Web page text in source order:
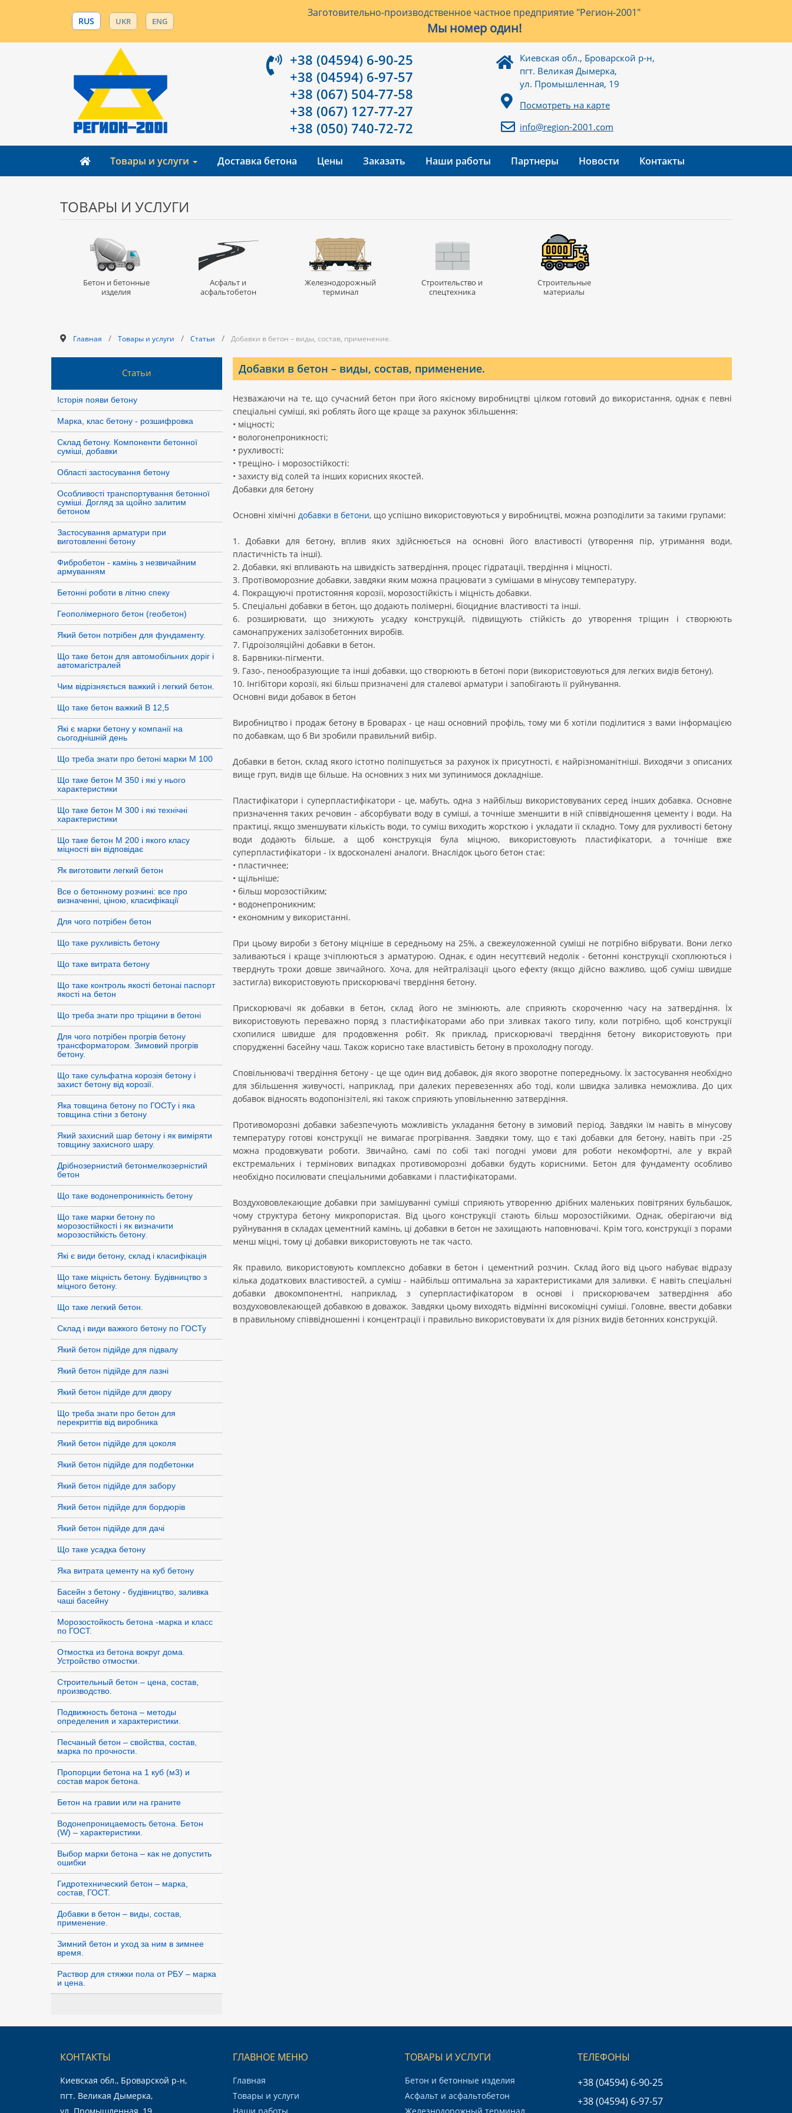
RUS UKR ENG
Заготовительно-производственное частное предприятие "Регион-2001"
Мы номер один!
+38 (04594) 6-90-25
+38 (04594) 6-97-57
+38 (067) 504-77-58
+38 (067) 127-77-27
+38 (050) 740-72-72
Киевская обл., Броварской р-н,
пгт. Великая Дымерка,
ул. Промышленная, 19
Посмотреть на карте
info@region-2001.com
Товары и услуги Доставка бетона Цены Заказать Наши работы Партнеры Новости Контакты
ТОВАРЫ И УСЛУГИ
Бетон и бетонные
изделия
Асфальт и
асфальтобетон
Железнодорожный
терминал
Строительство и
спецтехника
Строительные
материалы
Главная / Товары и услуги / Статьи / Добавки в бетон – виды, состав, применение.
Статьи
Історія появи бетону
Марка, клас бетону - розшифровка
Склад бетону. Компоненти бетонної
суміші, добавки
Області застосування бетону
Особливості транспортування бетонної
суміші. Догляд за щойно залитим
бетоном
Застосування арматури при
виготовленні бетону
Фибробетон - камінь з незвичайним
армуванням
Бетонні роботи в літню спеку
Геополімерного бетон (геобетон)
Який бетон потрібен для фундаменту.
Що таке бетон для автомобільних доріг і
автомагістралей
Чим відрізняється важкий і легкий бетон.
Що таке бетон важкий В 12,5
Які є марки бетону у компанії на
сьогоднішній день
Що треба знати про бетоні марки М 100
Що таке бетон М 350 і які у нього
характеристики
Що таке бетон М 300 і які технічні
характеристики
Що таке бетон М 200 і якого класу
міцності він відповідає
Як виготовити легкий бетон
Все о бетонному розчині: все про
визначенні, ціною, класифікації
Для чого потрібен бетон
Що таке рухливість бетону
Що таке витрата бетону
Що таке контроль якості бетонаі паспорт
якості на бетон
Що треба знати про тріщини в бетоні
Для чого потрібен прогрів бетону
трансформатором. Зимовий прогрів
бетону.
Що таке сульфатна корозія бетону і
захист бетону від корозії.
Яка товщина бетону по ГОСТу і яка
товщина стіни з бетону
Який захисний шар бетону і як виміряти
товщину захисного шару.
Дрібнозернистий бетонмелкозерністий
бетон
Що таке водонепроникність бетону
Що таке марки бетону по
морозостійкості і як визначити
морозостійкість бетону.
Які є види бетону, склад і класифікація
Що таке міцність бетону. Будівництво з
міцного бетону.
Що таке легкий бетон.
Склад і види важкого бетону по ГОСТу
Який бетон підійде для підвалу
Який бетон підійде для лазні
Який бетон підійде для двору
Що треба знати про бетон для
перекриттів від виробника
Який бетон підійде для цоколя
Який бетон підійде для подбетонки
Який бетон підійде для забору
Який бетон підійде для бордюрів
Який бетон підійде для дачі
Що таке усадка бетону
Яка витрата цементу на куб бетону
Басейн з бетону - будівництво, заливка
чаші басейну
Морозостойкость бетона -марка и класс
по ГОСТ.
Отмостка из бетона вокруг дома.
Устройство отмостки.
Строительный бетон – цена, состав,
производство.
Подвижность бетона – методы
определения и характеристики.
Песчаный бетон – свойства, состав,
марка по прочности.
Пропорции бетона на 1 куб (м3) и
состав марок бетона.
Бетон на гравии или на граните
Водонепроницаемость бетона. Бетон
(W) – характеристики.
Выбор марки бетона – как не допустить
ошибки
Гидротехнический бетон – марка,
состав, ГОСТ.
Добавки в бетон – виды, состав,
применение.
Зимний бетон и уход за ним в зимнее
время.
Раствор для стяжки пола от РБУ – марка
и цена.
Добавки в бетон – виды, состав, применение.
Незважаючи на те, що сучасний бетон при його якісному виробництві цілком готовий до використання, однак є певні
спеціальні суміші, які роблять його ще краще за рахунок збільшення:
• міцності;
• вологонепроникності;
• рухливості;
• трещіно- і морозостійкості:
• захисту від солей та інших корисних якостей.
Добавки для бетону
Основні хімічні добавки в бетони, що успішно використовуються у виробництві, можна розподілити за такими групами:
1. Добавки для бетону, вплив яких здійснюється на основні його властивості (утворення пір, утримання води,
пластичність та інші).
2. Добавки, які впливають на швидкість затвердіння, процес гідратації, твердіння і міцності.
3. Протівоморозние добавки, завдяки яким можна працювати з сумішами в мінусову температуру.
4. Покращуючі протистояння корозії, морозостійкість і міцність добавки.
5. Спеціальні добавки в бетон, що додають полімерні, біоцидниє властивості та інші.
6. розширювати, що знижують усадку конструкцій, підвищують стійкість до утворення тріщин і створюють
самонапружених залізобетонних виробів.
7. Гідроізоляційні добавки в бетон.
8. Барвники-пігменти.
9. Газо-, пенообразующие та інші добавки, що створюють в бетоні пори (використовуються для легких видів бетону).
10. Інгібітори корозії, які більш призначені для сталевої арматури і запобігають її руйнування.
Основні види добавок в бетон
Виробництво і продаж бетону в Броварах - це наш основний профіль, тому ми б хотіли поділитися з вами інформацією
по добавкам, що б Ви зробили правильний вибір.
Добавки в бетон, склад якого істотно поліпшується за рахунок їх присутності, є найрізноманітніші. Виходячи з описаних
вище груп, видів ще більше. На основних з них ми зупинимося докладніше.
Пластифікатори і суперпластифікатори - це, мабуть, одна з найбільш використовуваних серед інших добавка. Основне
призначення таких речовин - абсорбувати воду в суміші, а точніше зменшити в ній співвідношення цементу і води. На
практиці, якщо зменшувати кількість води, то суміш виходить жорсткою і укладати її складно. Тому для рухливості бетону
води додають більше, а щоб конструкція була міцною, використовують пластифікатори, а точніше вже
суперпластифікатори - їх вдосконалені аналоги. Внаслідок цього бетон стає:
• пластичнее;
• щільніше;
• більш морозостійким;
• водонепроникним;
• економним у використанні.
При цьому вироби з бетону міцніше в середньому на 25%, а свежеуложенной суміші не потрібно вібрувати. Вони легко
заливаються і краще зчіплюються з арматурою. Однак, є один несуттєвий недолік - бетонні конструкції схоплюються і
тверднуть трохи довше звичайного. Хоча, для нейтралізації цього ефекту (якщо дійсно важливо, щоб суміш швидше
застигла) використовують прискорювачі твердіння бетону.
Прискорювачі як добавки в бетон, склад його не змінюють, але сприяють скороченню часу на затвердіння. Їх
використовують переважно поряд з пластифікаторами або при зливках такого типу, коли потрібно, щоб конструкції
схопилися швидше для продовження робіт. Як приклад, прискорювачі твердіння бетону використовують при
спорудженні басейну чаш. Також корисно таке властивість бетону в прохолодну погоду.
Сповільнювачі твердіння бетону - це ще один вид добавок, дія якого зворотне попередньому. Їх застосування необхідно
для збільшення живучості, наприклад, при далеких перевезеннях або тоді, коли швидка заливка неможлива. До цих
добавок відносять водопонізітелі, які також сприяють уповільненню затвердіння.
Противоморозні добавки забезпечують можливість укладання бетону в зимовий період. Завдяки їм навіть в мінусову
температуру готові конструкції не вимагає прогрівання. Завдяки тому, що є такі добавки для бетону, навіть при -25
можна продовжувати роботи. Звичайно, самі по собі такі погодні умови для роботи некомфортні, але у вкрай
екстремальних і термінових випадках противоморозні добавки будуть корисними. Бетон для фундаменту особливо
необхідно посилювати спеціальними добавками і пластифікаторами.
Воздухововлекающие добавки при замішуванні суміші сприяють утворенню дрібних маленьких повітряних бульбашок,
чому структура бетону микропористая. Від цього конструкції стають більш морозостійкими. Однак, оберігаючи від
руйнування в складах цементний камінь, ці добавки в бетон не захищають наповнювачі. Крім того, конструкції з порами
менш міцні, тому ці добавки використовують не так часто.
Як правило, використовують комплексно добавки в бетон і цементний розчин. Склад його від цього набуває відразу
кілька додаткових властивостей, а суміш - найбільш оптимальна за характеристиками для заливки. Є навіть спеціальні
добавки двокомпонентні, наприклад, з суперпластифікатором в основі і прискорювачем затвердіння або
воздухововлекающей добавкою в доважок. Завдяки цьому виходять відмінні високоміцні суміші. Головне, ввести добавки
в правильному співвідношенні і концентрації і правильно використовувати їх для різних видів бетонних конструкцій.
КОНТАКТЫ
Киевская обл., Броварской р-н,
пгт. Великая Дымерка,
ГЛАВНОЕ МЕНЮ
Главная
Товары и услуги
ТОВАРЫ И УСЛУГИ
Бетон и бетонные изделия
Асфальт и асфальтобетон
ТЕЛЕФОНЫ
+38 (04594) 6-90-25
+38 (04594) 6-97-57